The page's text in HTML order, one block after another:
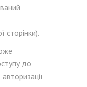
сторінки).
до